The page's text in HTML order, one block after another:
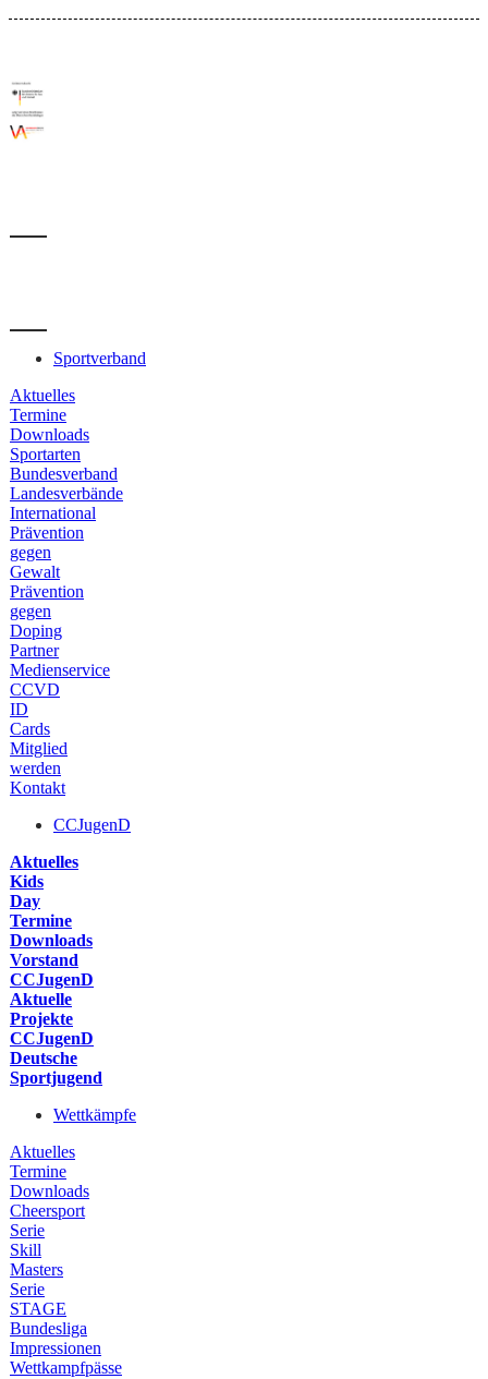
Sportverband
Aktuelles
Termine
Downloads
Sportarten
Bundesverband
Landesverbände
International
Prävention
gegen
Gewalt
Prävention
gegen
Doping
Partner
Medienservice
CCVD
ID
Cards
Mitglied
werden
Kontakt
CCJugenD
Aktuelles
Kids
Day
Termine
Downloads
Vorstand
CCJugenD
Aktuelle
Projekte
CCJugenD
Deutsche
Sportjugend
Wettkämpfe
Aktuelles
Termine
Downloads
Cheersport
Serie
Skill
Masters
Serie
STAGE
Bundesliga
Impressionen
Wettkampfpässe